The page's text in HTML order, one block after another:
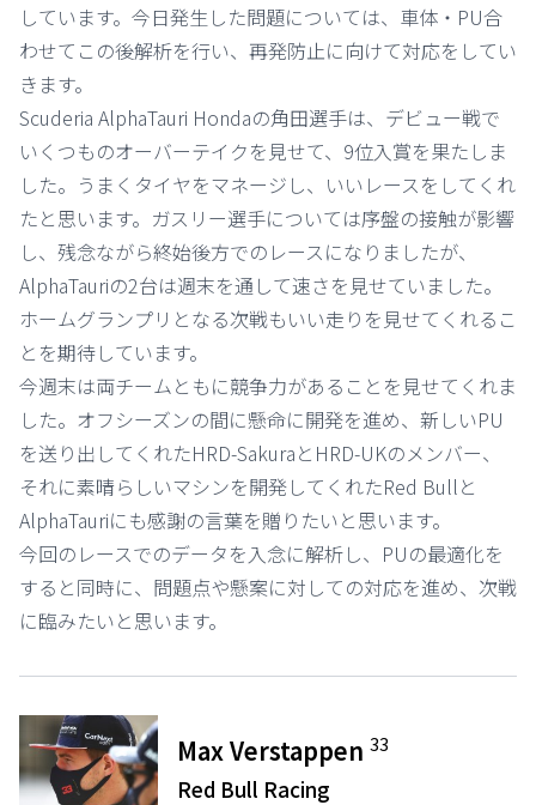
しています。今日発生した問題については、車体・PU合
わせてこの後解析を行い、再発防止に向けて対応をしてい
きます。
Scuderia AlphaTauri Hondaの角田選手は、デビュー戦で
いくつものオーバーテイクを見せて、9位入賞を果たしま
した。うまくタイヤをマネージし、いいレースをしてくれ
たと思います。ガスリー選手については序盤の接触が影響
し、残念ながら終始後方でのレースになりましたが、
AlphaTauriの2台は週末を通して速さを見せていました。
ホームグランプリとなる次戦もいい走りを見せてくれるこ
とを期待しています。
今週末は両チームともに競争力があることを見せてくれま
した。オフシーズンの間に懸命に開発を進め、新しいPU
を送り出してくれたHRD-SakuraとHRD-UKのメンバー、
それに素晴らしいマシンを開発してくれたRed Bullと
AlphaTauriにも感謝の言葉を贈りたいと思います。
今回のレースでのデータを入念に解析し、PUの最適化を
すると同時に、問題点や懸案に対しての対応を進め、次戦
に臨みたいと思います。
Max Verstappen33
Red Bull Racing